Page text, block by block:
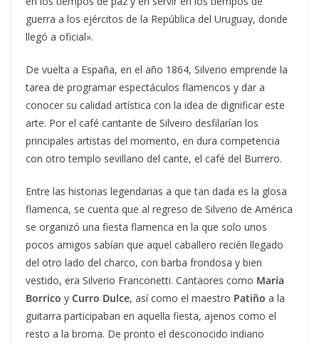
guerra a los ejércitos de la República del Uruguay, donde
llegó a oficial».
De vuelta a España, en el año 1864, Silverio emprende la
tarea de programar espectáculos flamencos y dar a
conocer su calidad artística con la idea de dignificar este
arte. Por el café cantante de Silveiro desfilarían los
principales artistas del momento, en dura competencia
con otro templo sevillano del cante, el café del Burrero.
Entre las historias legendarias a que tan dada es la glosa
flamenca, se cuenta que al regreso de Silverio de América
se organizó una fiesta flamenca en la que solo unos
pocos amigos sabían que aquel caballero recién llegado
del otro lado del charco, con barba frondosa y bien
vestido, era Silverio Franconetti. Cantaores como María
Borrico y Curro Dulce, así como el maestro Patiño a la
guitarra participaban en aquella fiesta, ajenos como el
resto a la broma. De pronto el desconocido indiano